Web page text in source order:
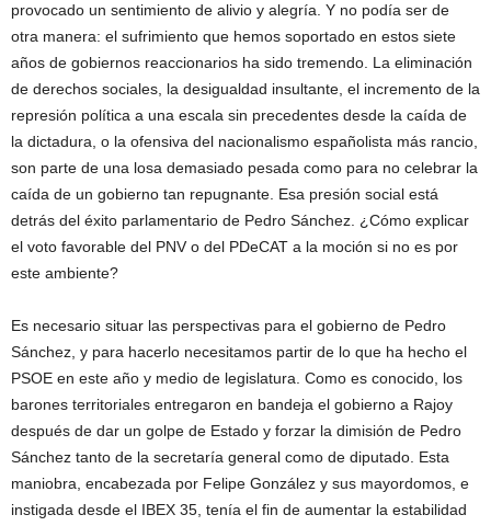
provocado un sentimiento de alivio y alegría. Y no podía ser de
otra manera: el sufrimiento que hemos soportado en estos siete
años de gobiernos reaccionarios ha sido tremendo. La eliminación
de derechos sociales, la desigualdad insultante, el incremento de la
represión política a una escala sin precedentes desde la caída de
la dictadura, o la ofensiva del nacionalismo españolista más rancio,
son parte de una losa demasiado pesada como para no celebrar la
caída de un gobierno tan repugnante. Esa presión social está
detrás del éxito parlamentario de Pedro Sánchez. ¿Cómo explicar
el voto favorable del PNV o del PDeCAT a la moción si no es por
este ambiente?
Es necesario situar las perspectivas para el gobierno de Pedro
Sánchez, y para hacerlo necesitamos partir de lo que ha hecho el
PSOE en este año y medio de legislatura. Como es conocido, los
barones territoriales entregaron en bandeja el gobierno a Rajoy
después de dar un golpe de Estado y forzar la dimisión de Pedro
Sánchez tanto de la secretaría general como de diputado. Esta
maniobra, encabezada por Felipe González y sus mayordomos, e
instigada desde el IBEX 35, tenía el fin de aumentar la estabilidad